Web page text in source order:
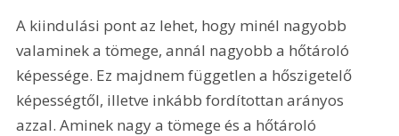
A kiindulási pont az lehet, hogy minél nagyobb
valaminek a tömege, annál nagyobb a hőtároló
képessége. Ez majdnem független a hőszigetelő
képességtől, illetve inkább fordítottan arányos
azzal. Aminek nagy a tömege és a hőtároló